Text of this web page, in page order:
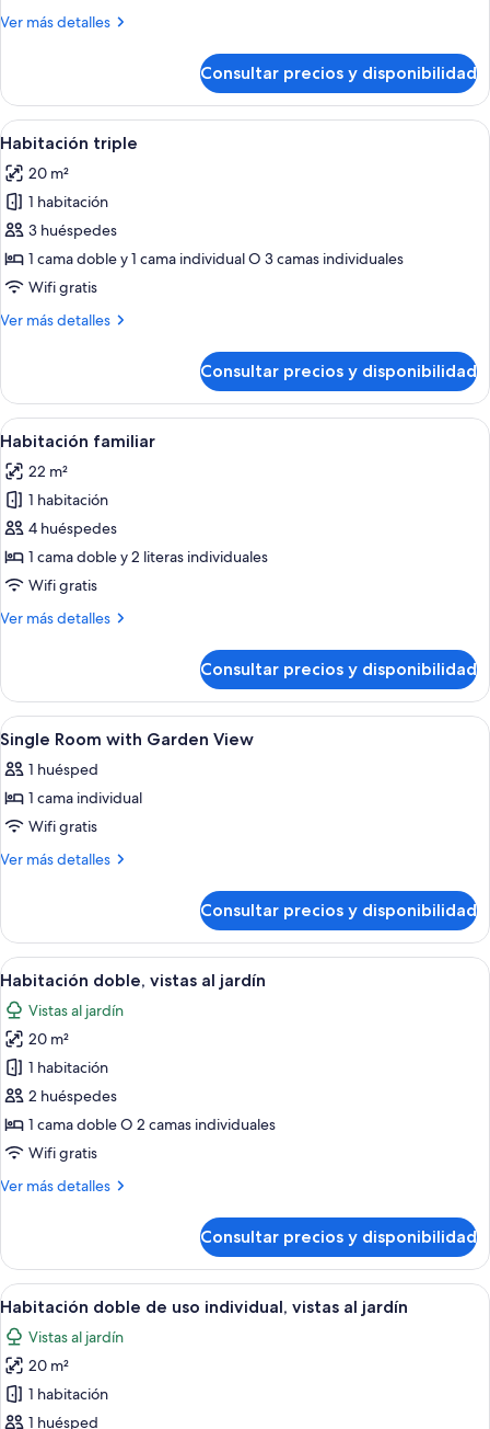
uso
Ver más detalles
Más
doble
de
uso
Consultar precios y disponibilidad
Abrir
todas
las
fotos
de
Habitación
triple
Una habitación de hotel con una
4
Habitación triple
20 m²
1 habitación
3 huéspedes
1 cama doble y 1 cama individual O 3 camas individuales
Wifi gratis
Ver más detalles
Más
triple
Consultar precios y disponibilidad
Abrir
todas
las
fotos
de
Habitación
familiar
Habitación de hotel con literas, un
4
Habitación familiar
22 m²
1 habitación
4 huéspedes
1 cama doble y 2 literas individuales
Wifi gratis
Ver más detalles
Más
familiar
Consultar precios y disponibilidad
Abrir
todas
las
fotos
de
Single
Garden
View
Una habitación de hotel con una
3
Single Room with Garden View
1 huésped
1 cama individual
Wifi gratis
Ver más detalles
Más
Room
with
Garden
View
Consultar precios y disponibilidad
Abrir
todas
las
fotos
de
Habitación
doble,
vistas
jardín
Habitación de hotel con dos camas,
5
Habitación doble, vistas al jardín
Vistas al jardín
20 m²
1 habitación
2 huéspedes
1 cama doble O 2 camas individuales
Wifi gratis
Ver más detalles
Más
doble,
vistas
al
jardín
Consultar precios y disponibilidad
Abrir
todas
las
fotos
de
Habitación
Habitación de hotel con dos camas,
5
Habitación doble de uso individual, vistas al jardín
Vistas al jardín
20 m²
1 habitación
1 huésped